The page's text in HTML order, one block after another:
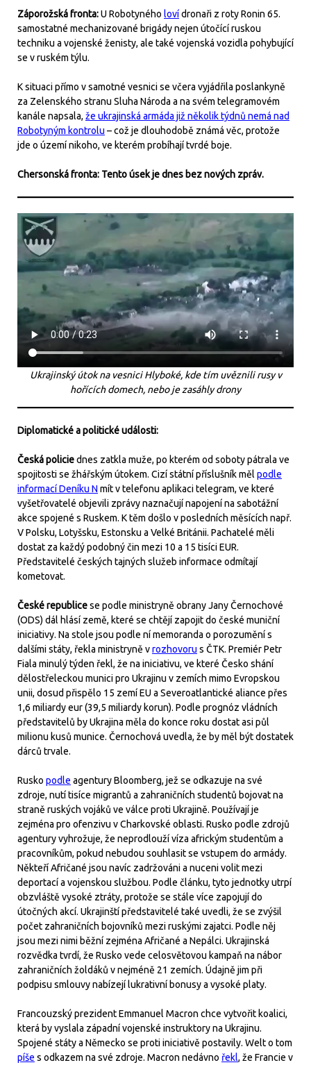
Záporožská fronta:U Robotyného lovídronaři z roty Ronin 65.
samostatné mechanizované brigády nejen útočící ruskou
techniku a vojenské ženisty, ale také vojenská vozidla pohybující
se v ruském týlu.
K situaci přímo v samotné vesnici se včera vyjádřila poslankyně
za Zelenského stranu Sluha Národa a na svém telegramovém
kanále napsala, že ukrajinská armáda již několik týdnů nemá nad
Robotyným kontrolu – což je dlouhodobě známá věc, protože
jde o území nikoho, ve kterém probíhají tvrdé boje.
Chersonská fronta: Tento úsek je dnes bez nových zpráv.
Ukrajinský útok na vesnici Hlyboké, kde tím uvěznili rusy v
hořících domech, nebo je zasáhly drony
Diplomatické a politické události:
Česká policiednes zatkla muže, po kterém od soboty pátrala ve
spojitosti se žhářským útokem. Cizí státní příslušník měl podle
informací Deníku N mít v telefonu aplikaci telegram, ve které
vyšetřovatelé objevili zprávy naznačují napojení na sabotážní
akce spojené s Ruskem. K těm došlo v posledních měsících např.
V Polsku, Lotyšsku, Estonsku a Velké Británii. Pachatelé měli
dostat za každý podobný čin mezi 10 a 15 tisíci EUR.
Představitelé českých tajných služeb informace odmítají
kometovat.
České republicese podle ministryně obrany Jany Černochové
(ODS) dál hlásí země, které se chtějí zapojit do české muniční
iniciativy. Na stole jsou podle ní memoranda o porozumění s
dalšími státy, řekla ministryně vrozhovoru s ČTK. Premiér Petr
Fiala minulý týden řekl, že na iniciativu, ve které Česko shání
dělostřeleckou munici pro Ukrajinu v zemích mimo Evropskou
unii, dosud přispělo 15 zemí EU a Severoatlantické aliance přes
1,6 miliardy eur (39,5 miliardy korun). Podle prognóz vládních
představitelů by Ukrajina měla do konce roku dostat asi půl
milionu kusů munice. Černochová uvedla, že by měl být dostatek
dárců trvale.
Rusko podle agentury Bloomberg, jež se odkazuje na své
zdroje, nutí tisíce migrantů a zahraničních studentů bojovat na
straně ruských vojáků ve válce proti Ukrajině. Používají je
zejména pro ofenzivu v Charkovské oblasti. Rusko podle zdrojů
agentury vyhrožuje, že neprodlouží víza africkým studentům a
pracovníkům, pokud nebudou souhlasit se vstupem do armády.
Někteří Afričané jsou navíc zadržováni a nuceni volit mezi
deportací a vojenskou službou. Podle článku, tyto jednotky utrpí
obzvláště vysoké ztráty, protože se stále více zapojují do
útočných akcí. Ukrajinští představitelé také uvedli, že se zvýšil
počet zahraničních bojovníků mezi ruskými zajatci. Podle něj
jsou mezi nimi běžní zejména Afričané a Nepálci. Ukrajinská
rozvědka tvrdí, že Rusko vede celosvětovou kampaň na nábor
zahraničních žoldáků v nejméně 21 zemích. Údajně jim při
podpisu smlouvy nabízejí lukrativní bonusy a vysoké platy.
Francouzský prezident Emmanuel Macron chce vytvořit koalici,
která by vyslala západní vojenské instruktory na Ukrajinu.
Spojené státy a Německo se proti iniciativě postavily. Welt o tom
píše s odkazem na své zdroje. Macron nedávno řekl, že Francie v